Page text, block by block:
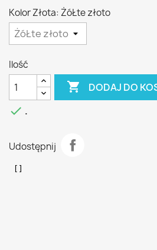
Kolor Złota: ŻóŁte złoto
Ilość
 DODAJ DO
 .
Udostępnij